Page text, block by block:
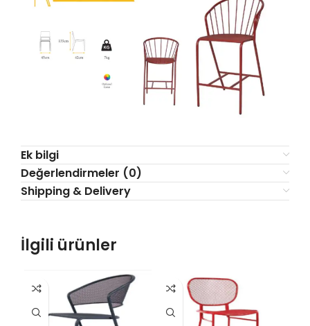
Ek bilgi
Değerlendirmeler (0)
Shipping & Delivery
İlgili ürünler